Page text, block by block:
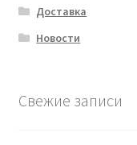
Доставка
Новости
Свежие записи